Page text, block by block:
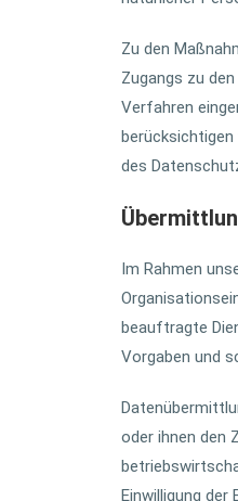
Zu den
Zugangs zu
Verfahren
des
Im Rahmen
beauftragte
Vorgaben und
oder ihnen den
Einwilligung